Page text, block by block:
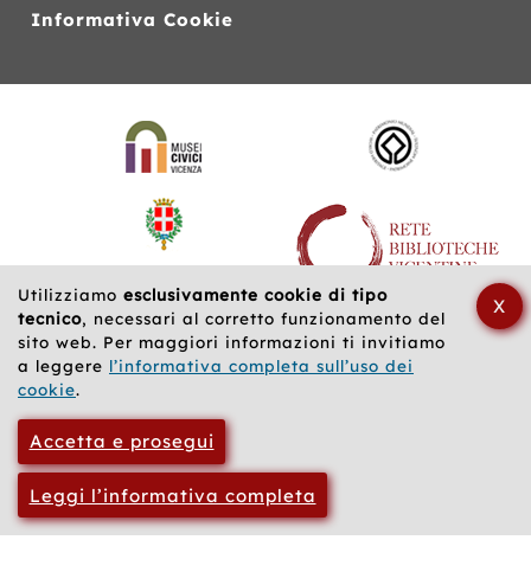
Utilizziamo esclusivamente cookie di tipo
tecnico, necessari al corretto funzionamento del
sito web. Per maggiori informazioni ti invitiamo
a leggere l’informativa completa sull’uso dei
cookie.
Accetta e prosegui
Leggi l’informativa completa
X
Informativa Cookie